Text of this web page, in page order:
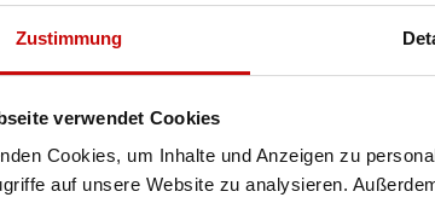
Zustimmung
verwendet Cookies
Cookies, um Inhalte und Anzeigen zu
auf unsere Website zu analysieren.